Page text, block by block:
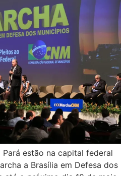
estão na capital federal
a Brasília em Defesa dos